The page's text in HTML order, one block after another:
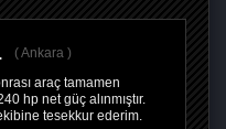
Ankara
araç tamamen
hp net güç alınmıştır.
tesekkur ederim.